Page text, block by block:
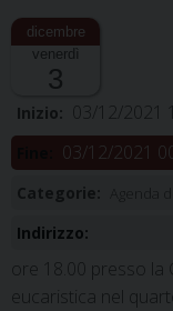
venerdì
3
Inizio: 03/12/2021
03/12/2021
Categorie:
Indirizzo:
ore 18.00 presso
eucaristica nel